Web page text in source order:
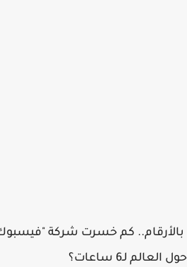
بالأرقام.. كم خسرت شركة
حول العالم لـ6 ساعات؟